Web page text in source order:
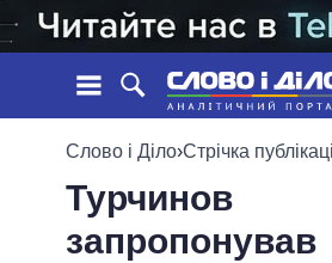
НОВИНИ
СТРІЧКА
ПОДІЇ
ОБIЦЯНКИ
ПОЛIТИКИ
Слово і Діло›Стрічка
Турчинов
запропонував